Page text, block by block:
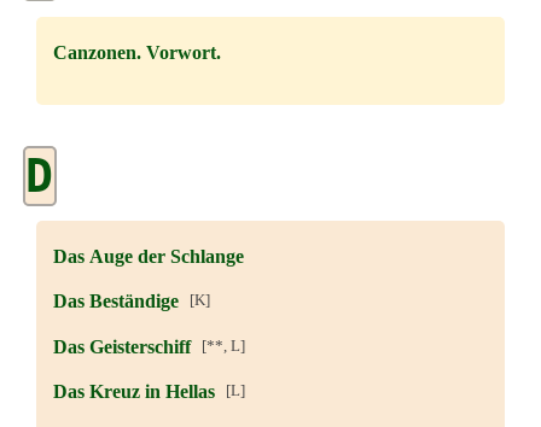
Canzonen. Vorwort.
D
Das Auge der Schlange
Das Beständige[K]
Das Geisterschiff[**, L]
Das Kreuz in Hellas[L]